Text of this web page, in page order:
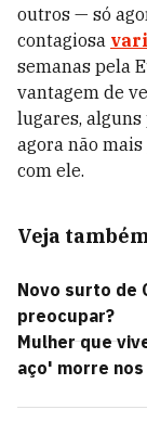
outros — só
contagiosa
semanas pela
vantagem de
lugares,
agora não
com ele.
Veja
Novo surto de
preocupar?
Mulher que
aço' morre